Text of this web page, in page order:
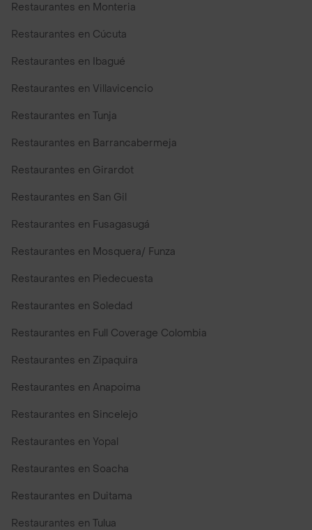
Restaurantes en Monteria
Restaurantes en Cúcuta
Restaurantes en Ibagué
Restaurantes en Villavicencio
Restaurantes en Tunja
Restaurantes en Barrancabermeja
Restaurantes en Girardot
Restaurantes en San Gil
Restaurantes en Fusagasugá
Restaurantes en Mosquera/ Funza
Restaurantes en Piedecuesta
Restaurantes en Soledad
Restaurantes en Full Coverage Colombia
Restaurantes en Zipaquira
Restaurantes en Anapoima
Restaurantes en Sincelejo
Restaurantes en Yopal
Restaurantes en Soacha
Restaurantes en Duitama
Restaurantes en Tulua